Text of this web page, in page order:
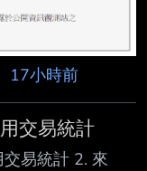
17小時前
交易統計
易統計 2. 來